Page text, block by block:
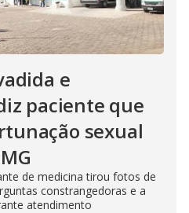
e
paciente que
sexual
de medicina tirou fotos de
constrangedoras e a
atendimento